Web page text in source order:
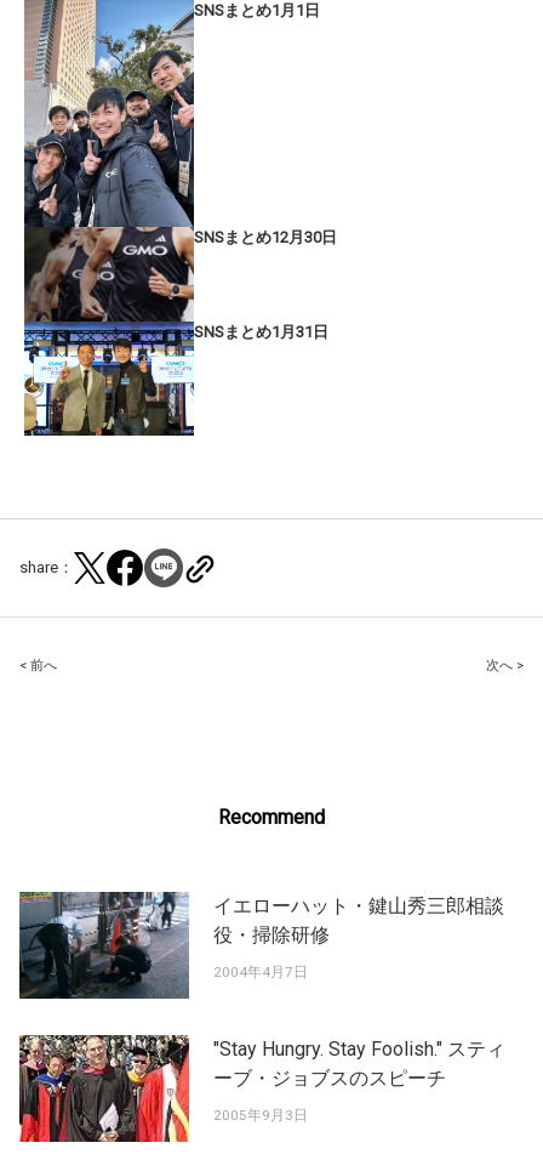
SNSまとめ1月1日
SNSまとめ12月30日
SNSまとめ1月31日
share：
Post
< 前へ 次へ >
Recommend
イエローハット・鍵山秀三郎相談
役・掃除研修
2004年4月7日
"Stay Hungry. Stay Foolish." スティ
ーブ・ジョブスのスピーチ
2005年9月3日